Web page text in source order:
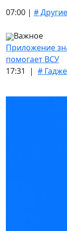
07:00 | #
Важное
Приложение
помогает ВСУ
17:31 | #